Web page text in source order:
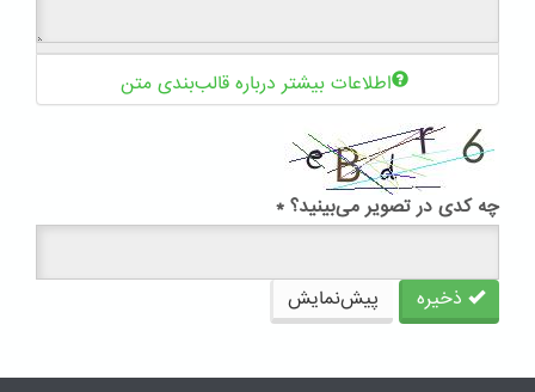
اطلاعات بیشتر درباره قالب‌بندی متن
چه کدی در تصویر می‌بینید؟ *
ذخیره پیش‌نمایش